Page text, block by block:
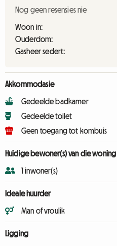
Nog geen resensies nie
Woon in:
Ouderdom:
Gasheer sedert:
Akkommodasie
Gedeelde badkamer
Gedeelde toilet
Geen toegang tot kombuis
Huidige bewoner(s) van die woning
1 inwoner(s)
Ideale huurder
Man of vroulik
Ligging